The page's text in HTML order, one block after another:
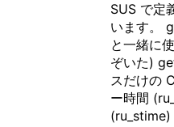
SUS で定
います。
と一緒に
ぞいた)
スだけの
ー時間
(ru_stime)